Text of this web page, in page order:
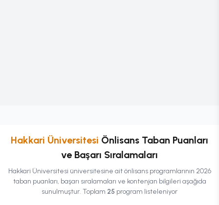
Hakkari Üniversitesi Önlisans Taban Puanları
ve Başarı Sıralamaları
Hakkari Üniversitesi üniversitesine aitönlisansprogramlarının 2026
taban puanları, başarı sıralamaları ve kontenjan bilgileri aşağıda
sunulmuştur. Toplam 25 program listeleniyor